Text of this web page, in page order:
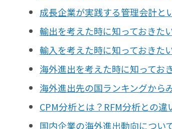
成長企業が実践する管理会計と
輸出を考えた時に知っておきた
輸入を考えた時に知っておきた
海外進出を考えた時に知ってお
海外進出先の国ランキングから
CPM分析とは？RFM分析との
国内企業の海外進出動向につい